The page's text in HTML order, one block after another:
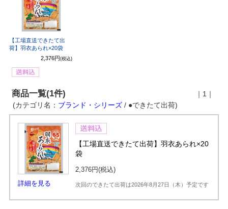
【工場直送できたて出
荷】羽衣あられ×20袋
2,376円 (税込)
商品一覧(1件)
｜1｜
(カテゴリ名： ブランド・シリーズ/ ●できたて出荷)
詳細を見る
【工場直送できたて出荷】羽衣あられ×20
袋
2,376円(税込)
次回のできたて出荷は2026年8月27日（木）予定です